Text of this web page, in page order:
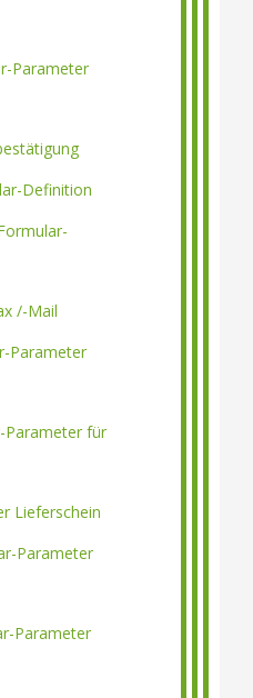
Parameter
Definition
/-Mail
Parameter
Parameter für
Lieferschein
Parameter
Parameter